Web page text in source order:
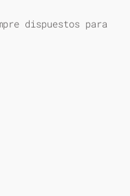
dispuestos para